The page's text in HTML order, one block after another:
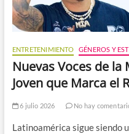
ENTRETENIMIENTO GÉNEROS Y
Nuevas Voces de la
Joven que Marca el
6 julio 2026 No hay
Latinoamérica sigue siendo